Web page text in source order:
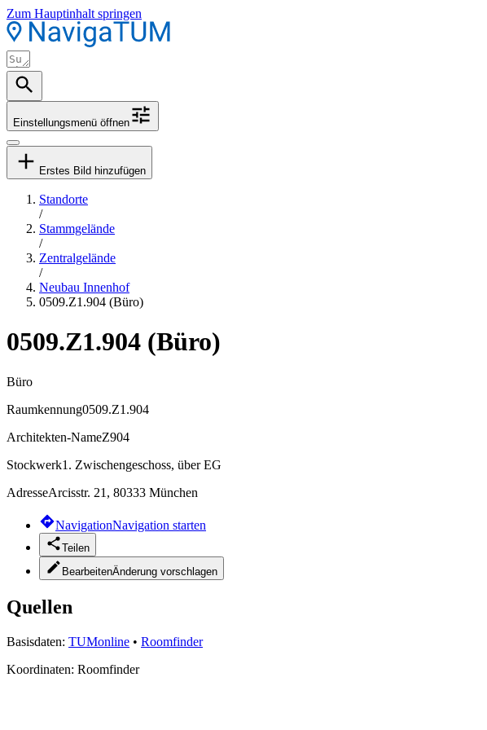
Zum Hauptinhalt springen
Einstellungsmenü öffnen
Erstes Bild hinzufügen
Standorte
/
Stammgelände
/
Zentralgelände
/
Neubau Innenhof
0509.Z1.904 (Büro)
0509.Z1.904 (Büro)
Büro
Raumkennung0509.Z1.904
Architekten-NameZ904
Stockwerk1. Zwischengeschoss, über EG
AdresseArcisstr. 21, 80333 München
NavigationNavigation starten
Teilen
BearbeitenÄnderung vorschlagen
Quellen
Basisdaten: TUMonline • Roomfinder
Koordinaten: Roomfinder